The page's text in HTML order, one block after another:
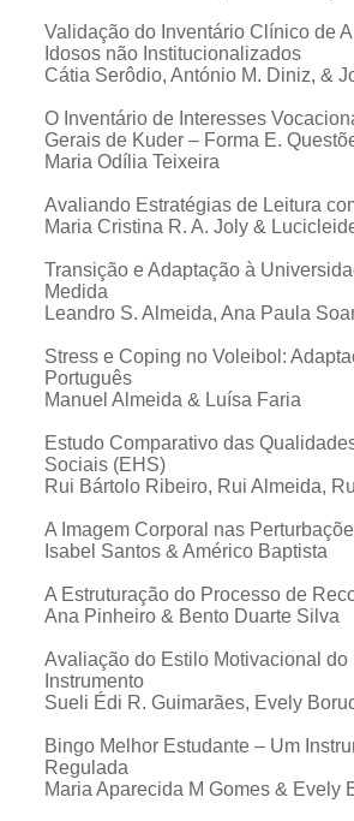
Validação do Inventário Clínico de
Idosos não Institucionalizados
Cátia Serôdio, António M. Diniz, &
O Inventário de Interesses
Gerais de Kuder – Forma E.
Maria Odília Teixeira
Avaliando Estratégias de Leitura
Maria Cristina R. A. Joly &
Transição e Adaptação à
Medida
Leandro S. Almeida, Ana Paula
Stress e Coping no Voleibol:
Português
Manuel Almeida & Luísa Faria
Estudo Comparativo das
Sociais (EHS)
Rui Bártolo Ribeiro, Rui Almeida,
A Imagem Corporal nas
Isabel Santos & Américo Baptista
A Estruturação do Processo de
Ana Pinheiro & Bento Duarte Silva
Avaliação do Estilo Motivacional
Instrumento
Sueli Édi R. Guimarães, Evely
Bingo Melhor Estudante – Um
Regulada
Maria Aparecida M Gomes & Evely